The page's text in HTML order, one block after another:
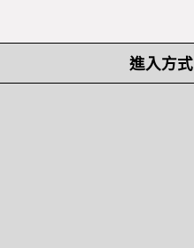
進入方式